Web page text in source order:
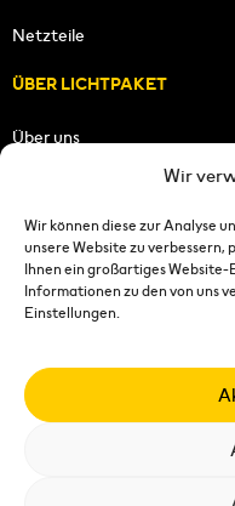
Wir
Wir können diese zur Analyse
unsere Website zu
Ihnen ein großartiges
Informationen zu den von uns
Einstellungen.
Netzteile
ÜBER LICHTPAKET
Über uns
Unser Team